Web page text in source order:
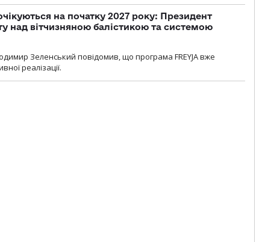
на початку 2027 року: Президент
над вітчизняною балістикою та системою
Зеленський повідомив, що програма FREYJA вже
реалізації.